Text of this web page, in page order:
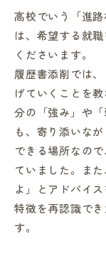
高校でいう「進
は、希望する就
くださいます。
履歴書添削では
げていくことを
分の「強み」や
も、寄り添いな
できる場所なの
ていました。ま
よ」とアドバイ
特徴を再認識で
す。